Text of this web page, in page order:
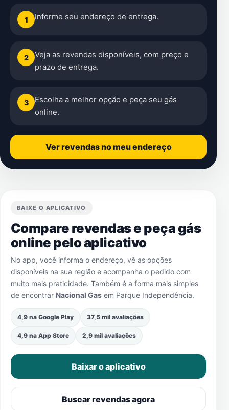
1 Informe seu endereço de entrega.
2
Veja as revendas disponíveis, com preço e
prazo de entrega.
3
Escolha a melhor opção e peça seu gás
online.
Ver revendas no meu endereço
BAIXE O APLICATIVO
Compare revendas e peça gás
online pelo aplicativo
No app, você informa o endereço, vê as opções
disponíveis na sua região e acompanha o pedido com
muito mais praticidade. Também é a forma mais simples
de encontrar Nacional Gas em Parque Independência.
4,9 na Google Play 37,5 mil avaliações
4,9 na App Store 2,9 mil avaliações
Baixar o aplicativo
Buscar revendas agora